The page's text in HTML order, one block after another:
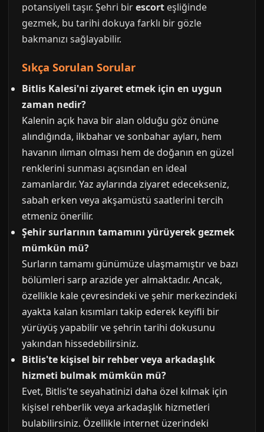
potansiyeli taşır. Şehri birescort eşliğinde
gezmek, bu tarihi dokuya farklı bir gözle
bakmanızı sağlayabilir.
Sıkça Sorulan Sorular
Bitlis Kalesi'ni ziyaret etmek için en uygun
zaman nedir?
Kalenin açık hava bir alan olduğu göz önüne
alındığında, ilkbahar ve sonbahar ayları, hem
havanın ılıman olması hem de doğanın en güzel
renklerini sunması açısından en ideal
zamanlardır. Yaz aylarında ziyaret edecekseniz,
sabah erken veya akşamüstü saatlerini tercih
etmeniz önerilir.
Şehir surlarının tamamını yürüyerek gezmek
mümkün mü?
Surların tamamı günümüze ulaşmamıştır ve bazı
bölümleri sarp arazide yer almaktadır. Ancak,
özellikle kale çevresindeki ve şehir merkezindeki
ayakta kalan kısımları takip ederek keyifli bir
yürüyüş yapabilir ve şehrin tarihi dokusunu
yakından hissedebilirsiniz.
Bitlis'te kişisel bir rehber veya arkadaşlık
hizmeti bulmak mümkün mü?
Evet, Bitlis'te seyahatinizi daha özel kılmak için
kişisel rehberlik veya arkadaşlık hizmetleri
bulabilirsiniz. Özellikle internet üzerindeki